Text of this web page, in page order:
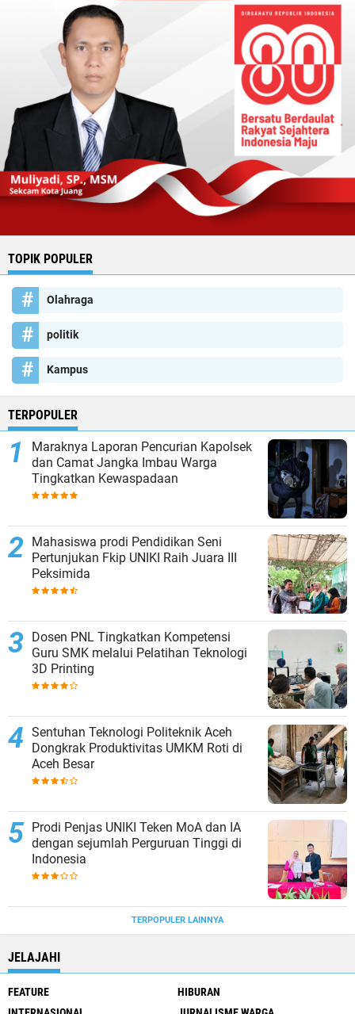
TOPIK POPULER
Olahraga
politik
Kampus
TERPOPULER
Maraknya Laporan Pencurian Kapolsek
dan Camat Jangka Imbau Warga
Tingkatkan Kewaspadaan
Mahasiswa prodi Pendidikan Seni
Pertunjukan Fkip UNIKI Raih Juara III
Peksimida
Dosen PNL Tingkatkan Kompetensi
Guru SMK melalui Pelatihan Teknologi
3D Printing
Sentuhan Teknologi Politeknik Aceh
Dongkrak Produktivitas UMKM Roti di
Aceh Besar
Prodi Penjas UNIKI Teken MoA dan IA
dengan sejumlah Perguruan Tinggi di
Indonesia
TERPOPULER LAINNYA
JELAJAHI
FEATURE
HIBURAN